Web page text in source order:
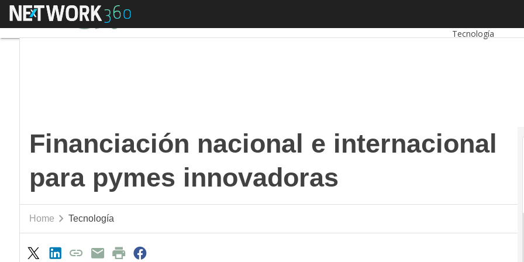
Menú
Tecnología
Financiación nacional e internacional
para pymes innovadoras
Home Tecnología